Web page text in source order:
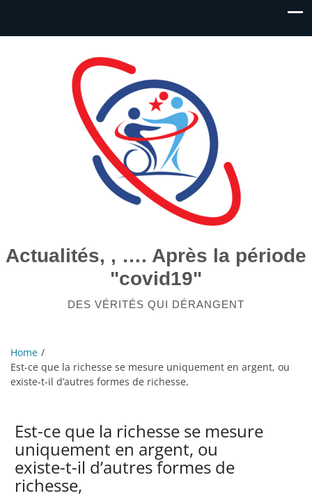
Actualités, , …. Après la période
"covid19"
DES VÉRITÉS QUI DÉRANGENT
Home
Est-ce que la richesse se mesure uniquement en argent, ou
existe-t-il d’autres formes de richesse,
Est-ce que la richesse se mesure
uniquement en argent, ou
existe-t-il d’autres formes de
richesse,